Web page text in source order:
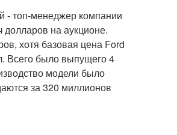
- топ-менеджер компании
долларов на аукционе.
хотя базовая цена Ford
Всего было выпущего 4
модели было
за 320 миллионов